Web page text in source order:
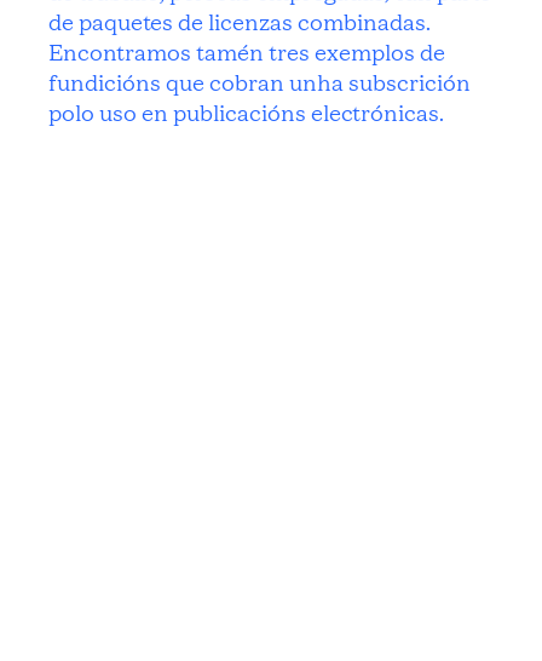
de paquetes de licenzas combinadas.
Encontramos tamén tres exemplos de
fundicións que cobran unha subscrición
polo uso en publicacións electrónicas.